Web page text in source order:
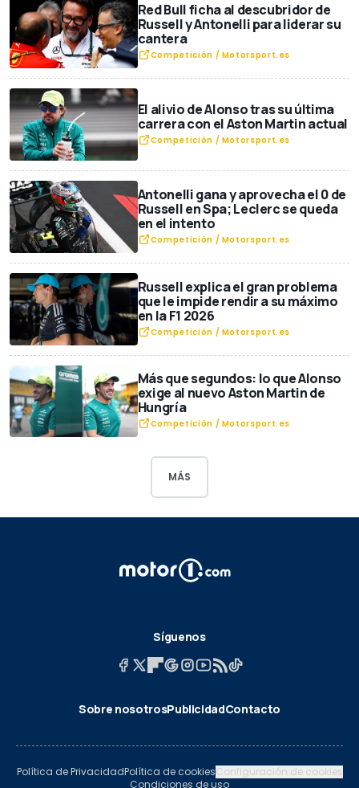
Red Bull ficha al descubridor de
Russell y Antonelli para liderar su
cantera
Competición / Motorsport.es
El alivio de Alonso tras su última
carrera con el Aston Martin actual
Competición / Motorsport.es
Antonelli gana y aprovecha el 0 de
Russell en Spa; Leclerc se queda
en el intento
Competición / Motorsport.es
Russell explica el gran problema
que le impide rendir a su máximo
en la F1 2026
Competición / Motorsport.es
Más que segundos: lo que Alonso
exige al nuevo Aston Martin de
Hungría
Competición / Motorsport.es
MÁS
Síguenos
Sobre nosotrosPublicidadContacto
Política de PrivacidadPolítica de cookiesConfiguración de cookies
Condiciones de uso